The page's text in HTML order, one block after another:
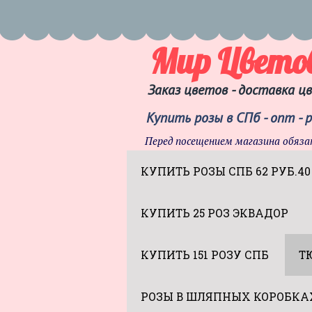
Мир
Заказ цветов - доставка
Купить розы в СПб - опт -
Перед посещением магазина
КУПИТЬ РОЗЫ СПБ 62
КУПИТЬ 25 РОЗ ЭКВАДОР
КУПИТЬ 151 РОЗУ СПБ
РОЗЫ В ШЛЯПНЫХ